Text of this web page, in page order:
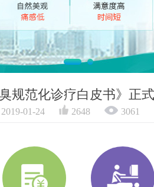
臭规范化诊疗白皮书》正
01-24 2648 3061